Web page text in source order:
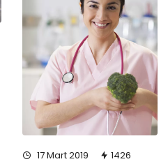
17 Mart 2019 1426